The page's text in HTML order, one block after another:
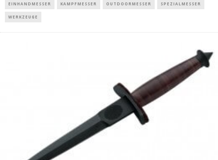
EINHANDMESSER KAMPFMESSER OUTDOORMESSER SPEZIALMESSER
WERKZEUGE